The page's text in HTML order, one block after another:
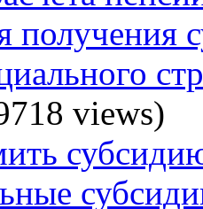
получения
views)